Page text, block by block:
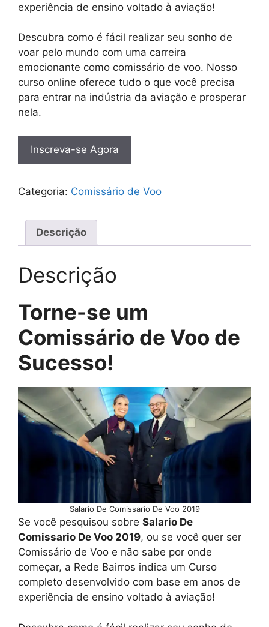
experiência de ensino voltado à aviação!
Descubra como é fácil realizar seu sonho de
voar pelo mundo com uma carreira
emocionante como comissário de voo. Nosso
curso online oferece tudo o que você precisa
para entrar na indústria da aviação e prosperar
nela.
Inscreva-se Agora
Categoria: Comissário de Voo
Descrição
Descrição
Torne-se um
Comissário de Voo de
Sucesso!
Salario De Comissario De Voo 2019
Se você pesquisou sobre Salario De
Comissario De Voo 2019, ou se você quer ser
Comissário de Voo e não sabe por onde
começar, a Rede Bairros indica um Curso
completo desenvolvido com base em anos de
experiência de ensino voltado à aviação!